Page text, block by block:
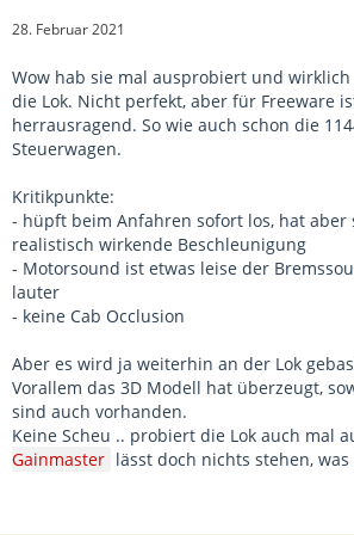
28. Februar 2021
Wow hab sie mal ausprobiert und
die Lok. Nicht perfekt, aber für Freeware
herrausragend. So wie auch schon die
Steuerwagen.
Kritikpunkte:
- hüpft beim Anfahren sofort los, hat aber
realistisch wirkende Beschleunigung
- Motorsound ist etwas leise der
lauter
- keine Cab Occlusion
Aber es wird ja weiterhin an der Lok
Vorallem das 3D Modell hat überzeugt,
sind auch vorhanden.
Keine Scheu .. probiert die Lok auch mal
Gainmaster lässt doch nichts stehen,